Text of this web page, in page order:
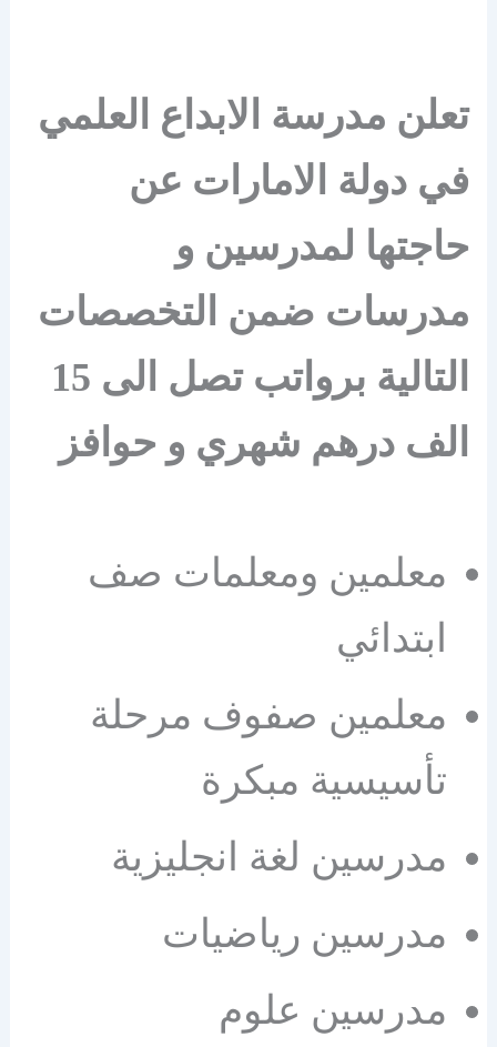
تعلن مدرسة الابداع العلمي
في دولة الامارات عن
حاجتها لمدرسين و
مدرسات ضمن التخصصات
التالية برواتب تصل الى 15
الف درهم شهري و حوافز
معلمين ومعلمات صف
ابتدائي
معلمين صفوف مرحلة
تأسيسية مبكرة
مدرسين لغة انجليزية
مدرسين رياضيات
مدرسين علوم